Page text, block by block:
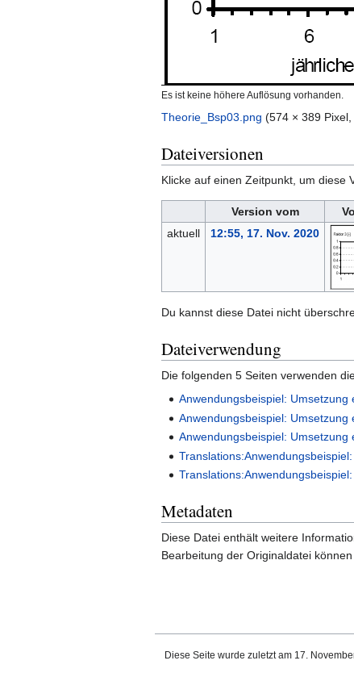
Es ist keine höhere Auflösung vorhanden.
Theorie_Bsp03.png (574 × 389
Dateiversionen
Klicke auf einen Zeitpunkt, um diese
Version vom
aktuell
12:55, 17. Nov. 2020
Du kannst diese Datei nicht
Dateiverwendung
Die folgenden 5 Seiten verwenden
Anwendungsbeispiel: Umsetzung
Anwendungsbeispiel: Umsetzung
Anwendungsbeispiel: Umsetzung
Metadaten
Diese Datei enthält weitere
Bearbeitung der Originaldatei
Diese Seite wurde zuletzt am 17.